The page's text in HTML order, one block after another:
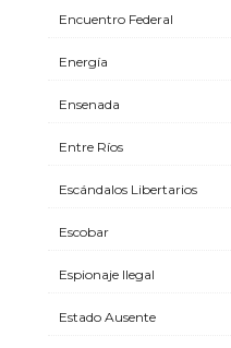
Encuentro Federal
Energía
Ensenada
Entre Ríos
Escándalos Libertarios
Escobar
Espionaje Ilegal
Estado Ausente